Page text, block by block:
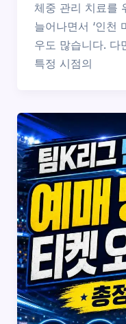
체중 관리 치료를
늘어나면서 ‘인천
우도 많습니다. 다
특정 시점의